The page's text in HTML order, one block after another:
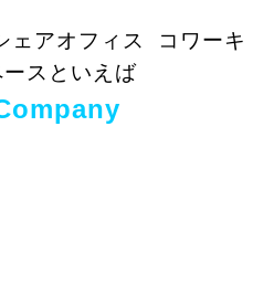
ェアオフィス コワーキ
ースといえば